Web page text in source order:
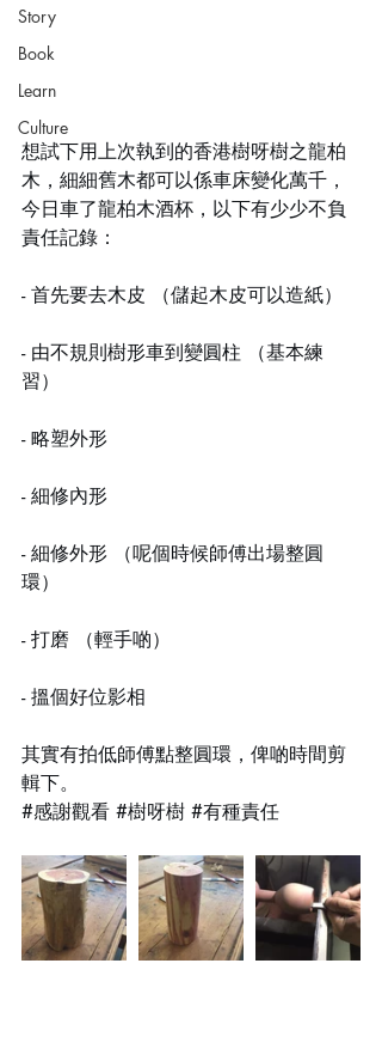
Story
Book
Learn
Culture
想試下用上次執到的香港樹呀樹之龍柏
木，細細舊木都可以係車床變化萬千，
今日車了龍柏木酒杯，以下有少少不負
責任記錄：
- 首先要去木皮 （儲起木皮可以造紙）
- 由不規則樹形車到變圓柱 （基本練
習）
- 略塑外形
- 細修內形
- 細修外形 （呢個時候師傅出場整圓
環）
- 打磨 （輕手啲）
- 搵個好位影相
其實有拍低師傅點整圓環，俾啲時間剪
輯下。
#感謝觀看 #樹呀樹 #有種責任